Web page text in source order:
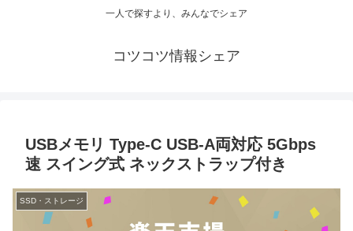
一人で探すより、みんなでシェア
コツコツ情報シェア
USBメモリ Type-C USB-A両対応 5Gbps
速 スイング式 ネックストラップ付き
SSD・ストレージ